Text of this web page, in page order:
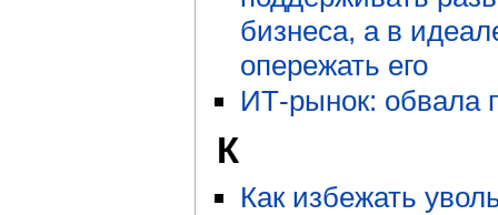
бизнеса, а в
опережать его
ИТ-рынок: обвала
К
Как избежать